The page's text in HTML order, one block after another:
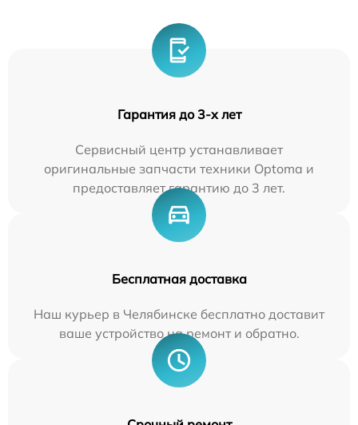
Гарантия до 3-х лет
Сервисный центр устанавливает
оригинальные запчасти техники Optoma и
предоставляет гарантию до 3 лет.
Бесплатная доставка
Наш курьер в Челябинске бесплатно доставит
ваше устройство на ремонт и обратно.